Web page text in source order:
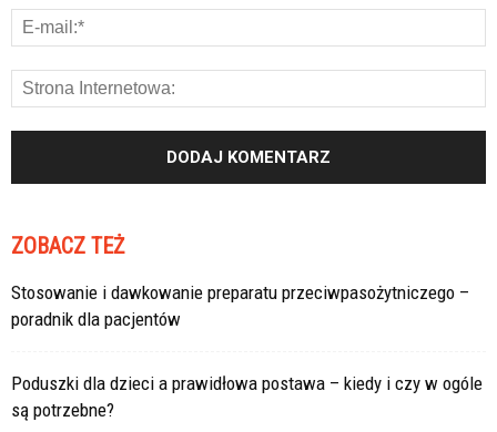
ZOBACZ TEŻ
Stosowanie i dawkowanie preparatu przeciwpasożytniczego –
poradnik dla pacjentów
Poduszki dla dzieci a prawidłowa postawa – kiedy i czy w ogóle
są potrzebne?